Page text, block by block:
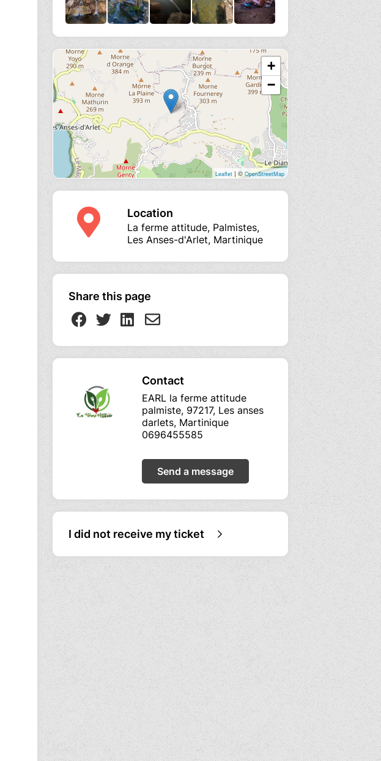
+
−
Leaflet | © OpenStreetMap
Location
La ferme attitude, Palmistes,
Les Anses-d'Arlet, Martinique
Share this page
Contact
EARL la ferme attitude
palmiste, 97217, Les anses
darlets, Martinique
0696455585
Send a message
I did not receive my ticket